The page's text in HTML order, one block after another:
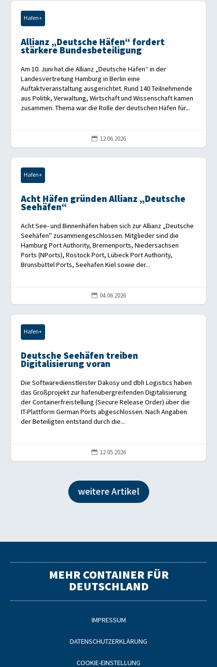
Hafen+
Allianz „Deutsche Häfen“ fordert
stärkere Bundesbeteiligung
Am 10. Juni hat die Allianz „Deutsche Häfen“ in der
Landesvertretung Hamburg in Berlin eine
Auftaktveranstaltung ausgerichtet. Rund 140 Teilnehmende
aus Politik, Verwaltung, Wirtschaft und Wissenschaft kamen
zusammen. Thema war die Rolle der deutschen Häfen für...
 12.06.2026
Hafen+
Acht Häfen gründen Allianz „Deutsche
Seehäfen“
Acht See- und Binnenhäfen haben sich zur Allianz „Deutsche
Seehäfen" zusammengeschlossen. Mitglieder sind die
Hamburg Port Authority, Bremenports, Niedersachsen
Ports (NPorts), Rostock Port, Lübeck Port Authority,
Brunsbüttel Ports, Seehafen Kiel sowie der...
 04.06.2026
Hafen+
Deutsche Seehäfen treiben
Digitalisierung voran
Die Softwaredienstleister Dakosy und dbh Logistics haben
das Großprojekt zur hafenübergreifenden Digitalisierung
der Containerfreistellung (Secure Release Order) über die
IT-Plattform German Ports abgeschlossen. Nach Angaben
der Beteiligten entstand durch die...
 12.05.2026
weitere Artikel
MEHR CONTAINER FÜR
DEUTSCHLAND
IMPRESSUM
DATENSCHUTZERKLÄRUNG
COOKIE-EINSTELLUNG